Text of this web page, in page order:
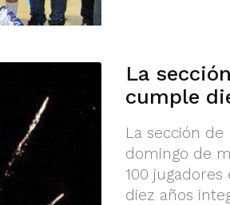
La
cumple
La sección
domingo de
100
diez años